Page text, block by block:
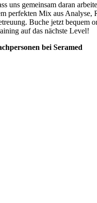
uns gemeinsam daran
perfekten Mix aus Analyse,
Buche jetzt bequem
auf das nächste Level!
bei Seramed